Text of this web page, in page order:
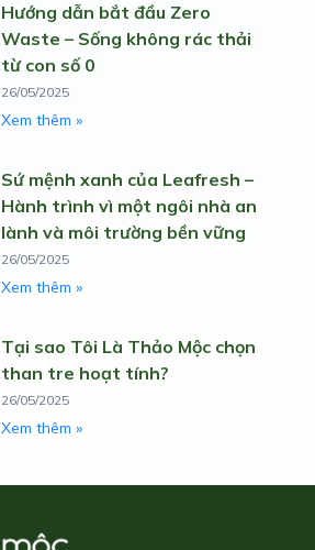
Hướng dẫn bắt đầu Zero
Waste – Sống không rác thải
từ con số 0
26/05/2025
Xem thêm »
Sứ mệnh xanh của Leafresh –
Hành trình vì một ngôi nhà an
lành và môi trường bền vững
26/05/2025
Xem thêm »
Tại sao Tôi Là Thảo Mộc chọn
than tre hoạt tính?
26/05/2025
Xem thêm »